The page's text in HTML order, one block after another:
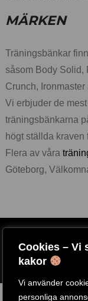
Cookies – Vi
kakor
Vi använder
personliga
MÄRKEN
Träningsbänkar
såsom Body Solid,
Crunch, Ironmaster
Vi erbjuder de
träningsbänkarna
högt ställda kraven
Flera av våra
Göteborg,